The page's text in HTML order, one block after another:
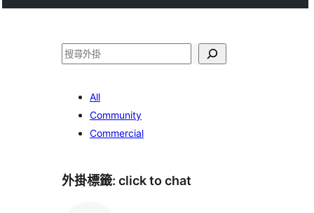
搜
All
Community
Commercial
外掛標籤: click to chat